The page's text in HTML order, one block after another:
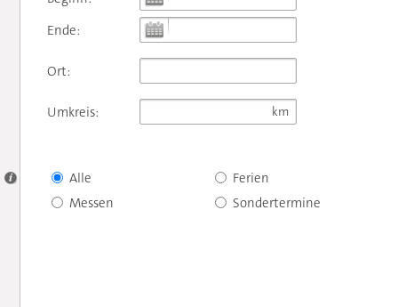
Ende:
Ort:
Umkreis:
Alle
Messen
Ferien
Sondertermine